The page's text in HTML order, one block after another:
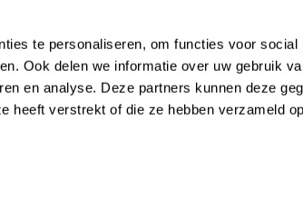
te personaliseren, om functies voor social
Ook delen we informatie over uw gebruik
en analyse. Deze partners kunnen deze
heeft verstrekt of die ze hebben verzameld
Meer dan 8 opties en
financieringsmogelijkheden..
betaalmethoden.
Auteursrecht © 2012-2026. Spanje. Alle